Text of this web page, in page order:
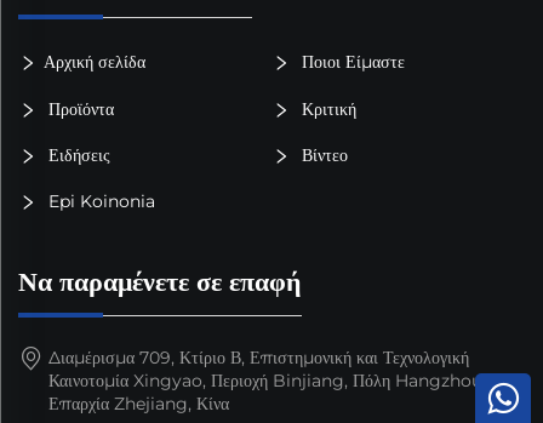
Αρχική σελίδα Ποιοι Είμαστε
Προϊόντα Κριτική
Ειδήσεις Βίντεο
Epi Koinonia
Να παραμένετε σε επαφή
Διαμέρισμα 709, Κτίριο Β, Επιστημονική και Τεχνολογική
Καινοτομία Xingyao, Περιοχή Binjiang, Πόλη Hangzhou,
Επαρχία Zhejiang, Κίνα